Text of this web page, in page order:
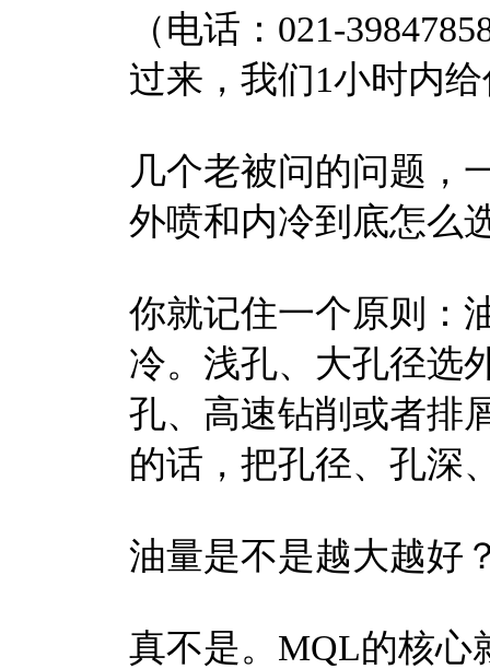
（电话：021-
过来，我们1小时内
几个老被问的问题，
外喷和内冷到底怎么
你就记住一个原则：
冷。浅孔、大孔径选
孔、高速钻削或者排
的话，把孔径、孔深
油量是不是越大越好
真不是。MQL的核心